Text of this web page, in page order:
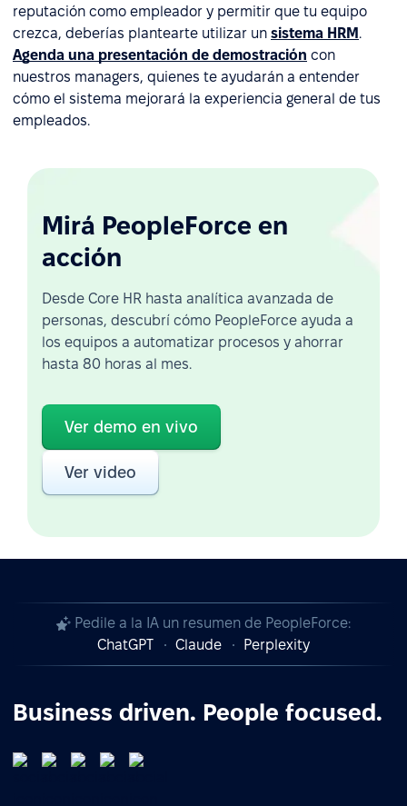
reputación como empleador y permitir que tu equipo
crezca, deberías plantearte utilizar un sistema HRM .
Agenda una presentación de demostración con
nuestros managers, quienes te ayudarán a entender
cómo el sistema mejorará la experiencia general de tus
empleados.
Mirá PeopleForce en
acción
Desde Core HR hasta analítica avanzada de
personas, descubrí cómo PeopleForce ayuda a
los equipos a automatizar procesos y ahorrar
hasta 80 horas al mes.
Ver demo en vivo
Ver video
Pedile a la IA un resumen de PeopleForce:
ChatGPT
Claude Perplexity
Business driven. People focused.